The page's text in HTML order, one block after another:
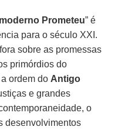
Prometeu” é
para o século XXI.
sobre as promessas
primórdios do
ordem do Antigo
e grandes
o
desenvolvimentos